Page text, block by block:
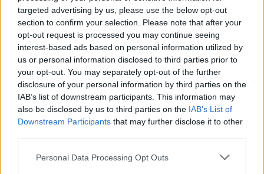
targeted advertising by us, please use the below opt-out
section to confirm your selection. Please note that after your
opt-out request is processed you may continue seeing
interest-based ads based on personal information utilized by
us or personal information disclosed to third parties prior to
your opt-out. You may separately opt-out of the further
disclosure of your personal information by third parties on the
IAB’s list of downstream participants. This information may
also be disclosed by us to third parties on the IAB’s List of
Downstream Participants that may further disclose it to other
Personal Data Processing Opt Outs
Ακολουθήστε το E-Radio.gr και στο Instagram
ΔΙΑΦΗΜΙΣΗ